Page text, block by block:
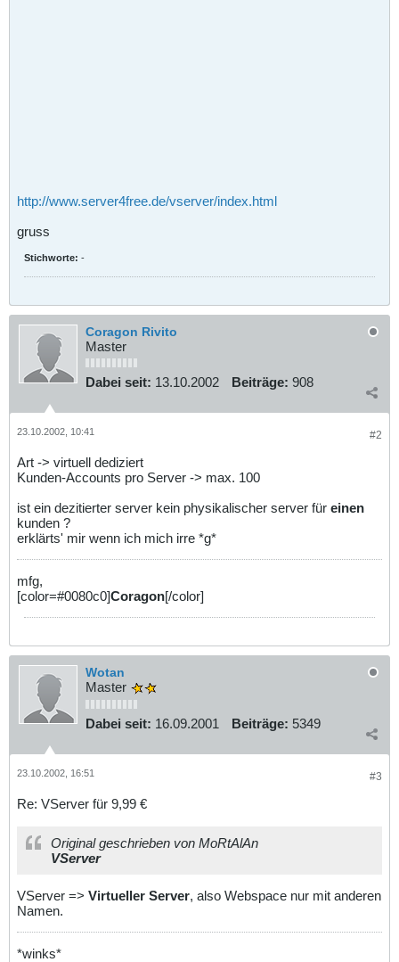
http://www.server4free.de/vserver/index.html
gruss
Stichworte: -
Coragon Rivito
Master
Dabei seit: 13.10.2002 Beiträge: 908
#2
23.10.2002, 10:41
Art -> virtuell dediziert
Kunden-Accounts pro Server -> max. 100
ist ein dezitierter server kein physikalischer server für einen
kunden ?
erklärts' mir wenn ich mich irre *g*
mfg,
[color=#0080c0]Coragon[/color]
Wotan
Master
Dabei seit: 16.09.2001 Beiträge: 5349
#3
23.10.2002, 16:51
Re: VServer für 9,99 €
Original geschrieben von MoRtAlAn
VServer
VServer => Virtueller Server, also Webspace nur mit anderen
Namen.
*winks*